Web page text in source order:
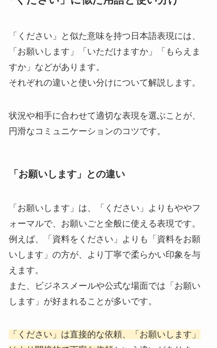
「ください」と似た意味を持つ日本語表現には、
「お願いします」「いただけますか」「もらえま
すか」などがあります。
それぞれの違いと使い分けについて解説します。
状況や相手に合わせて適切な表現を選ぶことが、
円滑なコミュニケーションのコツです。
「お願いします」との違い
「お願いします」は、「ください」よりもややフ
ォーマルで、お願いごと全般に使える表現です。
例えば、「資料をください」よりも「資料をお願
いします」の方が、より丁寧で柔らかい印象を与
えます。
また、ビジネスメールや公式な場面では「お願い
します」が好まれることが多いです。
「ください」は直接的な依頼、「お願いします」